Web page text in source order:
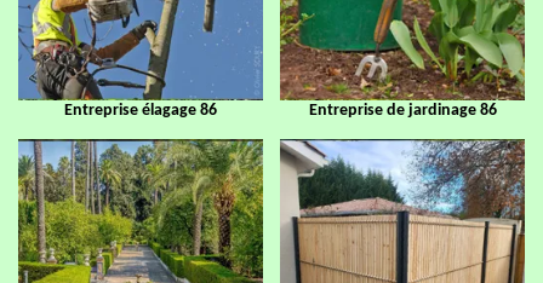
Entreprise élagage 86 Entreprise de jardinage 86